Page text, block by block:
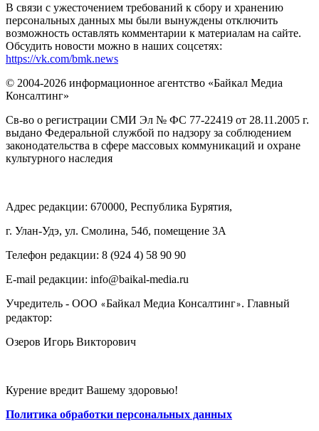
В связи с ужесточением требований к сбору и хранению
персональных данных мы были вынуждены отключить
возможность оставлять комментарии к материалам на сайте.
Обсудить новости можно в наших соцсетях:
https://vk.com/bmk.news
© 2004-2026 информационное агентство «Байкал Медиа
Консалтинг»
Св-во о регистрации СМИ Эл № ФС 77-22419 от 28.11.2005 г.
выдано Федеральной службой по надзору за соблюдением
законодательства в сфере массовых коммуникаций и охране
культурного наследия
Адрес редакции: 670000, Республика Бурятия,
г. Улан-Удэ, ул. Смолина, 54б, помещение 3А
Телефон редакции: ‎‎8 (924 4) 58 90 90
E-mail редакции: info@baikal-media.ru
Учредитель - ООО «Байкал Медиа Консалтинг». Главный
редактор:
Озеров Игорь Викторович
Курение вредит Вашему здоровью!
Политика обработки персональных данных